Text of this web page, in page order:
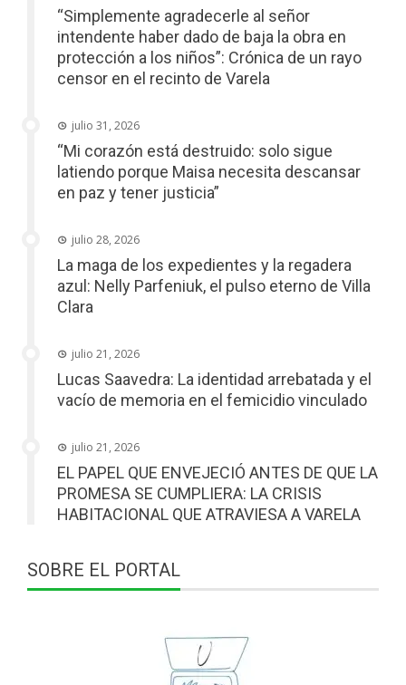
“Simplemente agradecerle al señor
intendente haber dado de baja la obra en
protección a los niños”: Crónica de un rayo
censor en el recinto de Varela
julio 31, 2026
“Mi corazón está destruido: solo sigue
latiendo porque Maisa necesita descansar
en paz y tener justicia”
julio 28, 2026
La maga de los expedientes y la regadera
azul: Nelly Parfeniuk, el pulso eterno de Villa
Clara
julio 21, 2026
Lucas Saavedra: La identidad arrebatada y el
vacío de memoria en el femicidio vinculado
julio 21, 2026
EL PAPEL QUE ENVEJECIÓ ANTES DE QUE LA
PROMESA SE CUMPLIERA: LA CRISIS
HABITACIONAL QUE ATRAVIESA A VARELA
SOBRE EL PORTAL